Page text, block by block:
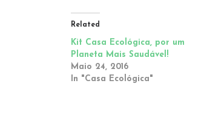
Related
Kit Casa Ecológica, por um
Planeta Mais Saudável!
Maio 24, 2016
In "Casa Ecológica"